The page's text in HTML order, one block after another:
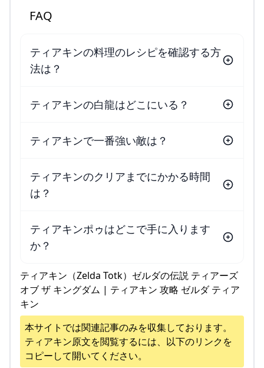
FAQ
ティアキンの料理のレシピを確認する方
法は？
ティアキンの白龍はどこにいる？
ティアキンで一番強い敵は？
ティアキンのクリアまでにかかる時間
は？
ティアキンポゥはどこで手に入ります
か？
ティアキン（Zelda Totk）ゼルダの伝説 ティアーズ
オブ ザ キングダム | ティアキン 攻略 ゼルダ ティア
キン
本サイトでは関連記事のみを収集しております。
ティアキン原文を閲覧するには、以下のリンクを
コピーして開いてください。